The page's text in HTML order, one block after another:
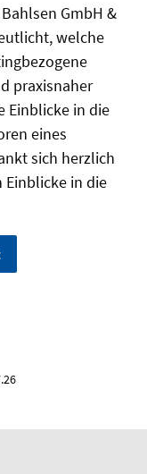
GmbH &
welche
praxisnaher
Einblicke in die
eines
sich herzlich
in die